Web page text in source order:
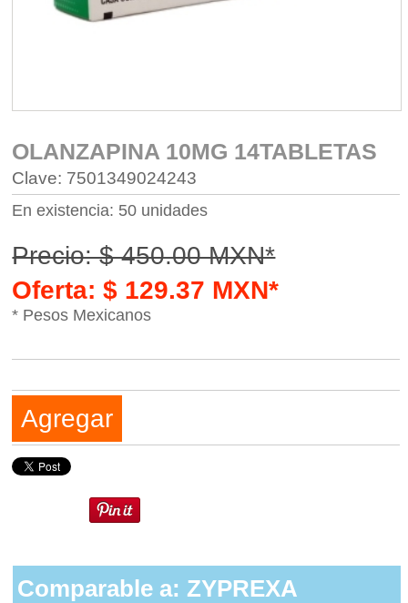
OLANZAPINA 10MG 14TABLETAS
Clave: 7501349024243
En existencia: 50 unidades
Precio: $ 450.00 MXN*
Oferta: $ 129.37 MXN*
* Pesos Mexicanos
Agregar
Comparable a: ZYPREXA